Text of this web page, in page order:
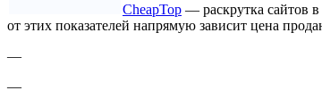
CheapTop — раскрутка сайтов
от этих показателей напрямую зависит цена
—
—